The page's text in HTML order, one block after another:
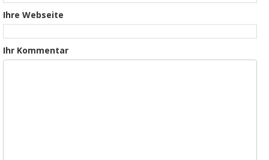
Ihre Webseite
Ihr Kommentar